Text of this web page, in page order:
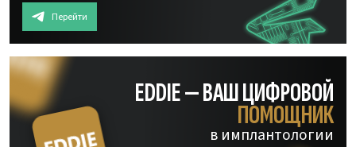
Перейти
EDDIE — ВАШ ЦИФРОВОЙ
ПОМОЩНИК
в имплантологии